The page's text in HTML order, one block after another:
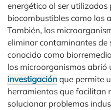
energético al ser utilizados
biocombustibles como las
También, los
eliminar contaminantes de
conocido como
los microorganismos abrió
investigaciónque permite
herramientas que facilitan
solucionar problemas